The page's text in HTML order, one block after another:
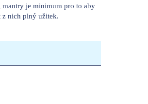
mantry je minimum pro to aby
z nich plný užitek.